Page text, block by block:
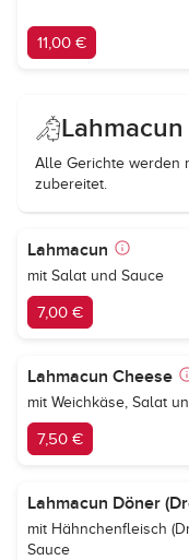
11,00 €
Lahmacun
Alle Gerichte werden
zubereitet.
Lahmacun
mit Salat und Sauce
7,00 €
Lahmacun Cheese
mit Weichkäse, Salat
7,50 €
Lahmacun Döner
mit Hähnchenfleisch
Sauce